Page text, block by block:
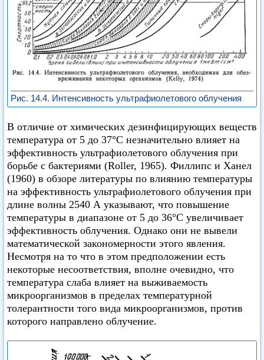
Рис. 14.4. Интенсивность ультрафиолетового облучения
В отличие от химических дезинфицирующих веществ
температура от 5 до 37°C незначительно влияет на
эффективность ультрафиолетового облучения при
борьбе с бактериями (Roller, 1965). Филлипс и Ханел
(1960) в обзоре литературы по влиянию температуры
на эффективность ультрафиолетового облучения при
длине волны 2540 А указывают, что повышение
температуры в диапазоне от 5 до 36°C увеличивает
эффективность облучения. Однако они не вывели
математической закономерности этого явления.
Несмотря на то что в этом предположении есть
некоторые несоответствия, вполне очевидно, что
температура слаба влияет на выживаемость
микроорганизмов в пределах температурной
толерантности того вида микроорганизмов, против
которого направлено облучение.